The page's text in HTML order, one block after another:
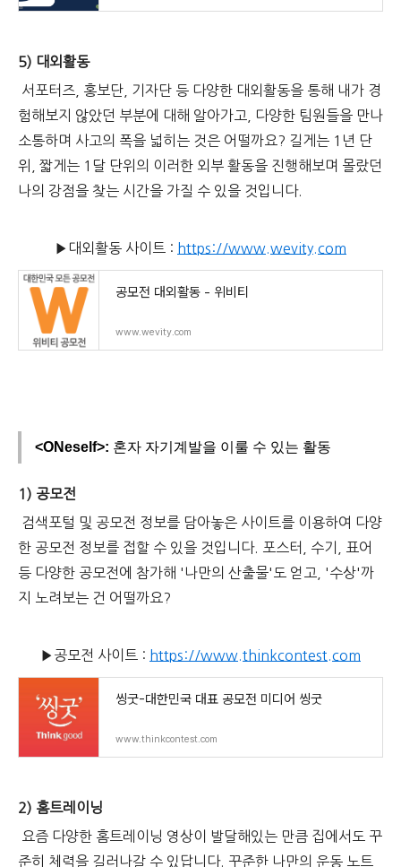
5) 대외활동
서포터즈, 홍보단, 기자단 등 다양한 대외활동을 통해 내가 경
험해보지 않았던 부분에 대해 알아가고, 다양한 팀원들을 만나
소통하며 사고의 폭을 넓히는 것은 어떨까요? 길게는 1년 단
위, 짧게는 1달 단위의 이러한 외부 활동을 진행해보며 몰랐던
나의 강점을 찾는 시간을 가질 수 있을 것입니다.
▶대외활동 사이트 : https://www.wevity.com
공모전 대외활동 - 위비티
www.wevity.com
<ONeself>: 혼자 자기계발을 이룰 수 있는 활동
1) 공모전
검색포털 및 공모전 정보를 담아놓은 사이트를 이용하여 다양
한 공모전 정보를 접할 수 있을 것입니다. 포스터, 수기, 표어
등 다양한 공모전에 참가해 '나만의 산출물'도 얻고, '수상'까
지 노려보는 건 어떨까요?
▶공모전 사이트 : https://www.thinkcontest.com
씽굿-대한민국 대표 공모전 미디어 씽굿
www.thinkcontest.com
2) 홈트레이닝
요즘 다양한 홈트레이닝 영상이 발달해있는 만큼 집에서도 꾸
준히 체력을 길러나갈 수 있답니다. 꾸준한 나만의 운동 노트